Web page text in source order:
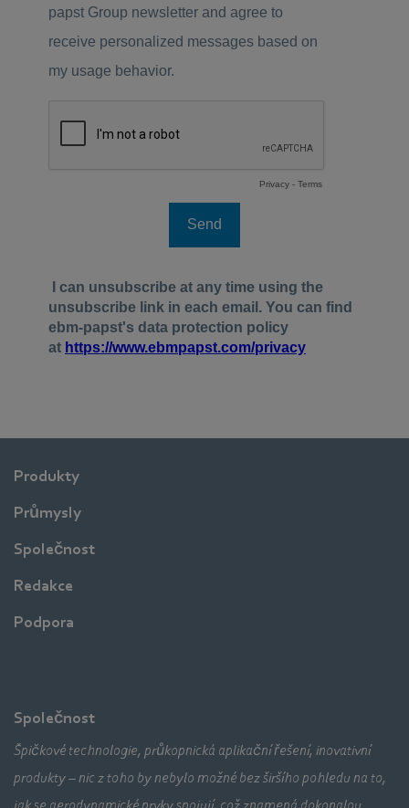
Produkty
Průmysly
Společnost
Redakce
Podpora
Společnost
Špičkové technologie, průkopnická aplikační řešení, inovativní
produkty – nic z toho by nebylo možné bez širšího pohledu na to,